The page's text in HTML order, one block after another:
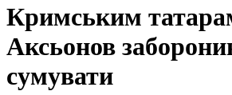
Кримським
Аксьонов
сумувати